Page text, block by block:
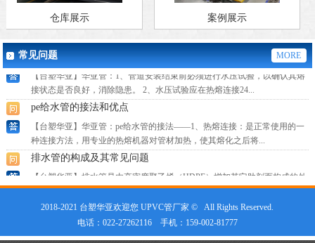
仓库展示 案例展示
常见问题 MORE
在设计、使用管材时，我们会遇到几种压力，很多工地人员对这些压力分
不清楚，现对台塑华亚管材所涉及的几种压力概念进行介绍： ...
PP-R管道试压方法和特点
【台塑华亚】华亚管：1、管道安装结束前必须进行水压试验，以确认其熔
接状态是否良好，消除隐患。 2、水压试验应在热熔连接24...
pe给水管的接法和优点
种连接方法，用专业的热熔机器对管材加热，使其熔化之后将...
排水管的构成及其常见问题
【台塑华亚】接头漏水解决方法——PPR管的接口采用热熔技术，管子之间
2018-2021 台塑华亚欢迎您 UPVC管厂家 © All Rights Reserved.
电话： 022-27262116手机： 159-002-81777